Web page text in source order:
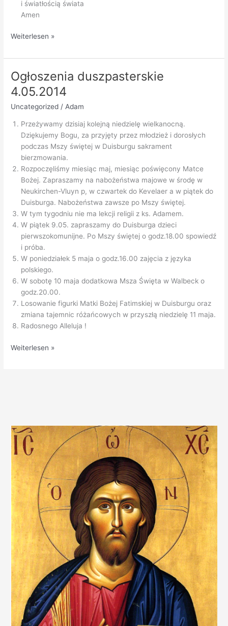
i światłością świata
Amen
Ogłoszenia
11.05.2014
Weiterlesen »
Ogłoszenia duszpasterskie
4.05.2014
Uncategorized / Adam
Przeżywamy dzisiaj kolejną niedzielę wielkanocną.
Dziękujemy Bogu, za przyjęty przez młodzież i dorosłych
podczas Mszy świętej w Duisburgu sakrament
bierzmowania.
Rozpoczęliśmy miesiąc maj, miesiąc poświęcony Matce
Bożej. Zapraszamy na nabożeństwa majowe w środę w
Neukirchen-Vluyn p, w czwartek do Kevelaer a w piątek do
Duisburga. Nabożeństwa zawsze po Mszy świętej.
W tym tygodniu nie ma lekcji religii z ks. Adamem.
W piątek 9.05. zapraszamy do Duisburga dzieci
pierwszokomunijne. Po Mszy świętej o godz.18.00 spowiedź
i próba.
W poniedziałek 5 maja o godz.16.00 zajęcia z języka
polskiego.
W sobotę 10 maja dodatkowa Msza Święta w Walbeck o
godz.20.00.
Losowanie figurki Matki Bożej Fatimskiej w Duisburgu oraz
zmiana tajemnic różańcowych w przyszłą niedzielę 11 maja.
Radosnego Alleluja !
Ogłoszenia
Weiterlesen »